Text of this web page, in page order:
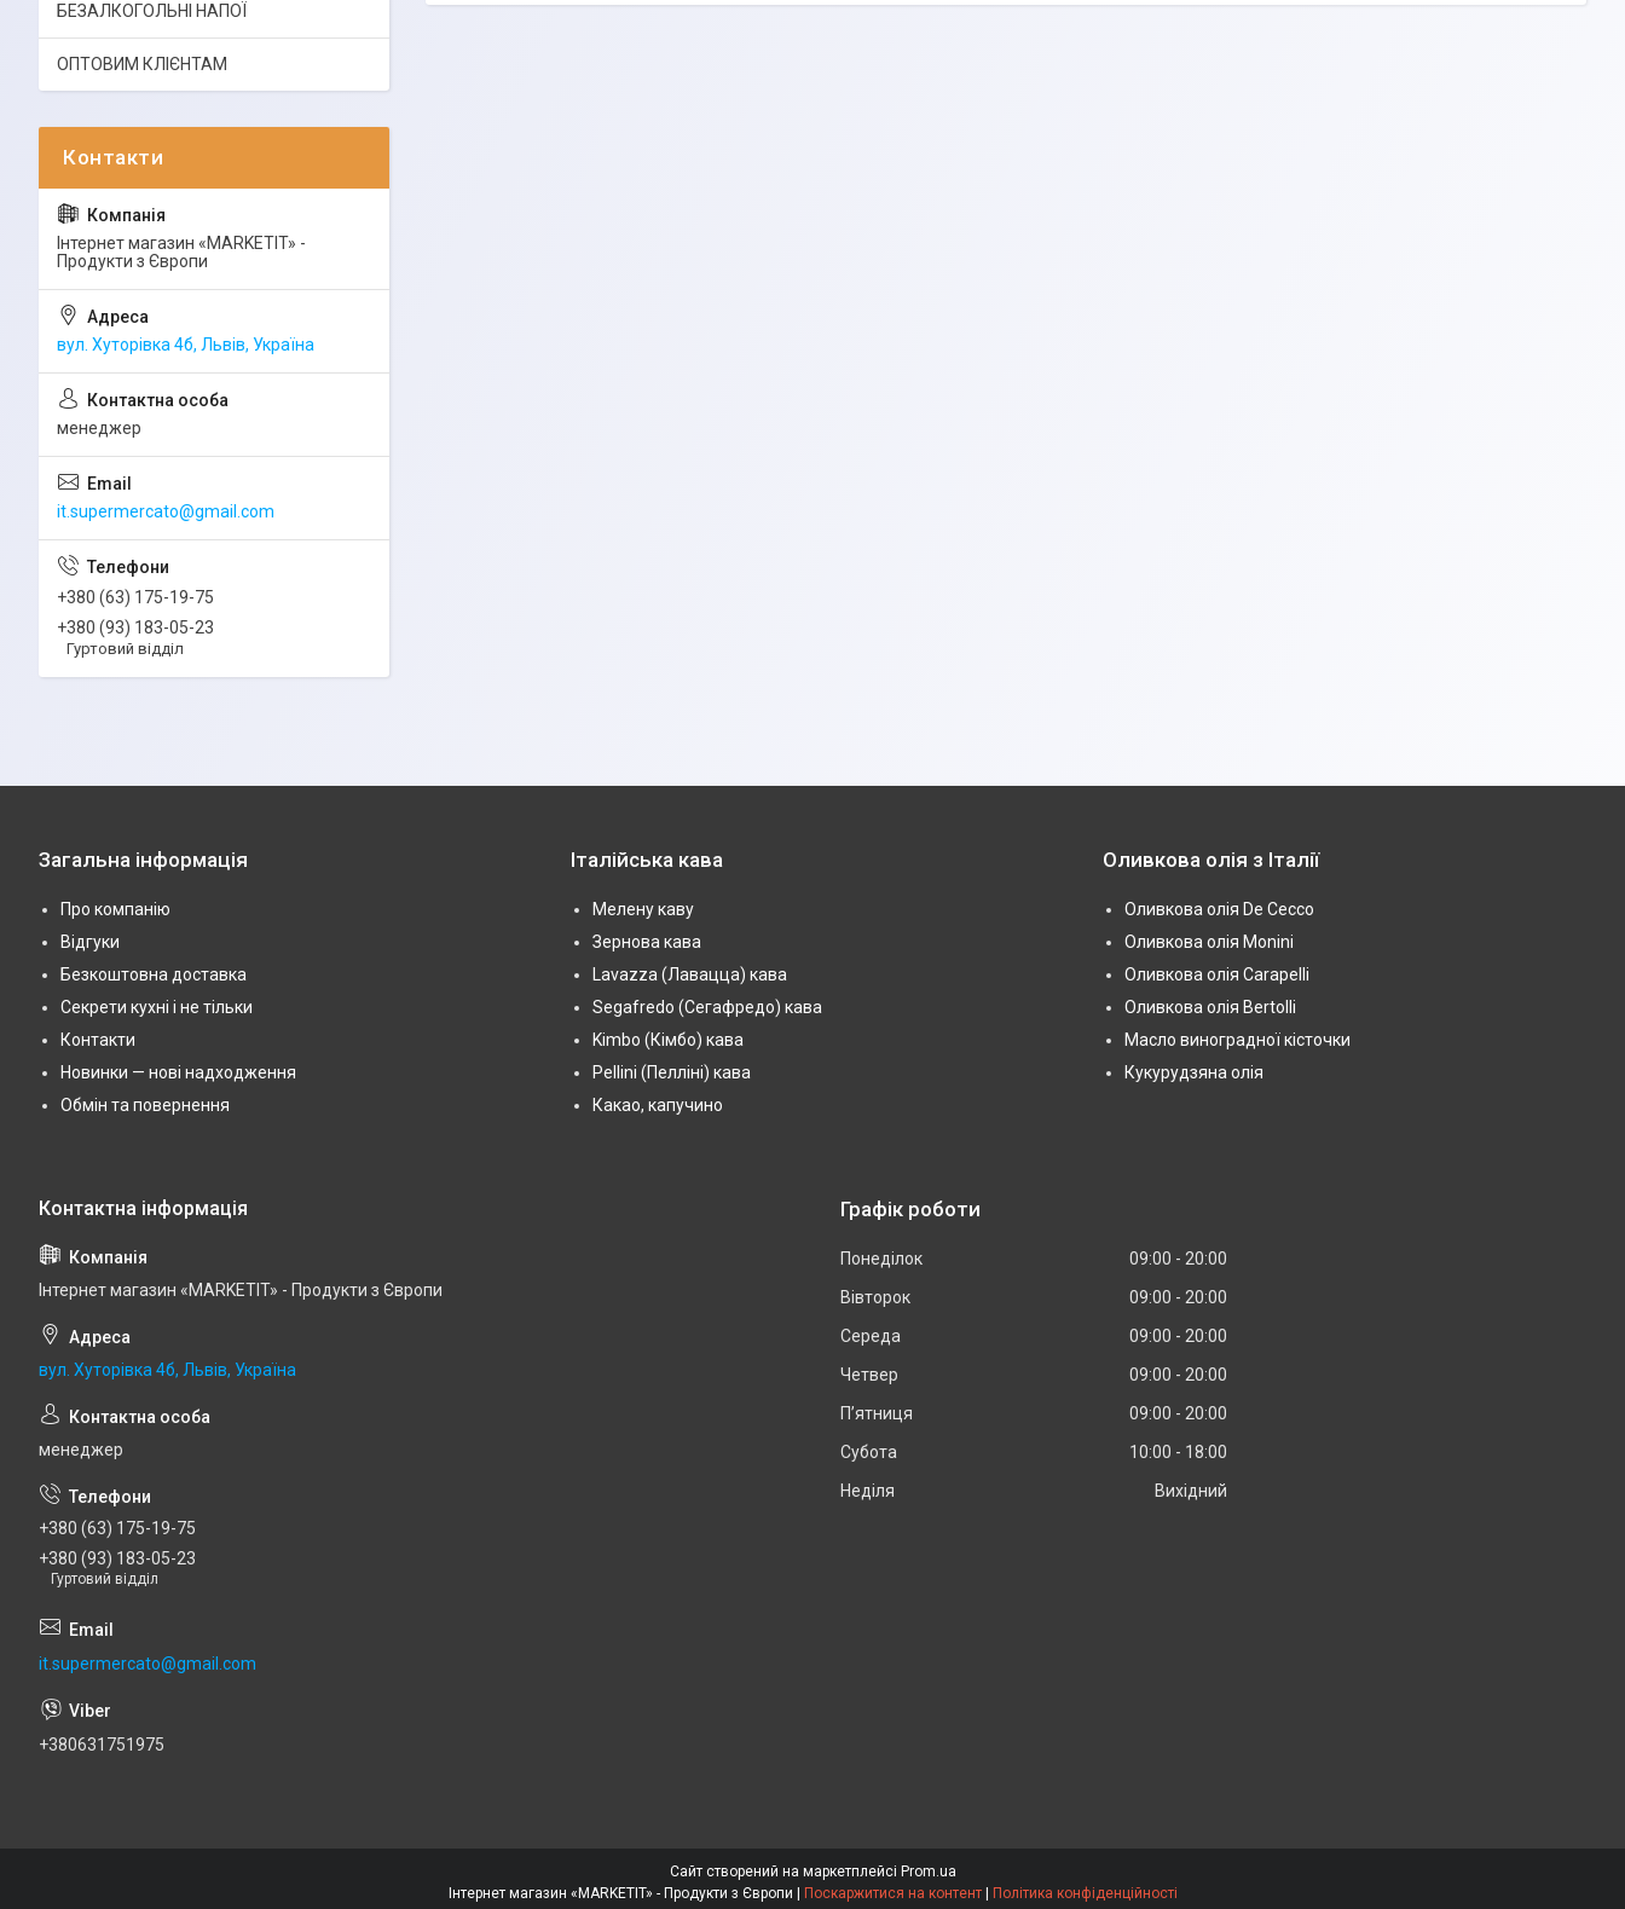
БЕЗАЛКОГОЛЬНІ НАПОЇ
ОПТОВИМ КЛІЄНТАМ
Інтернет магазин «MARKETIT» -
Продукти з Європи
вул. Хуторівка 4б, Львів, Україна
менеджер
it.supermercato@gmail.com
+380 (63) 175-19-75
+380 (93) 183-05-23
Гуртовий відділ
Загальна інформація
Про компанію
Відгуки
Безкоштовна доставка
Секрети кухні і не тільки
Контакти
Новинки — нові надходження
Обмін та повернення
Італійська кава
Мелену каву
Зернова кава
Lavazza (Лавацца) кава
Segafredo (Сегафредо) кава
Kimbo (Кімбо) кава
Pellini (Пелліні) кава
Какао, капучино
Оливкова олія з Італії
Оливкова олія De Cecco
Оливкова олія Monini
Оливкова олія Carapelli
Оливкова олія Bertolli
Масло виноградної кісточки
Кукурудзяна олія
Інтернет магазин «MARKETIT» - Продукти з Європи
вул. Хуторівка 4б, Львів, Україна
менеджер
+380 (63) 175-19-75
+380 (93) 183-05-23
Гуртовий відділ
it.supermercato@gmail.com
+380631751975
Графік роботи
Понеділок 09:00
20:00
Вівторок
09:00
20:00
Середа
09:00
20:00
Четвер
09:00
20:00
Пʼятниця
09:00
20:00
Субота
10:00
18:00
Неділя
Вихідний
Сайт створений на маркетплейсі Prom.ua
Поскаржитися на контент Політика конфіденційності